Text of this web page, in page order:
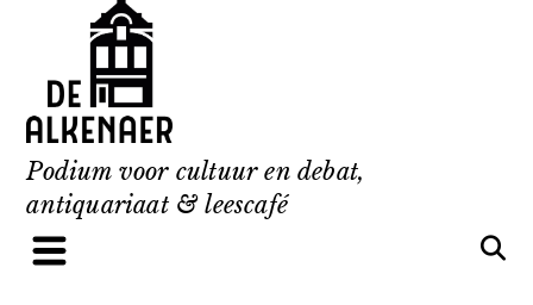
content
Podium voor cultuur en debat,
antiquariaat & leescafé